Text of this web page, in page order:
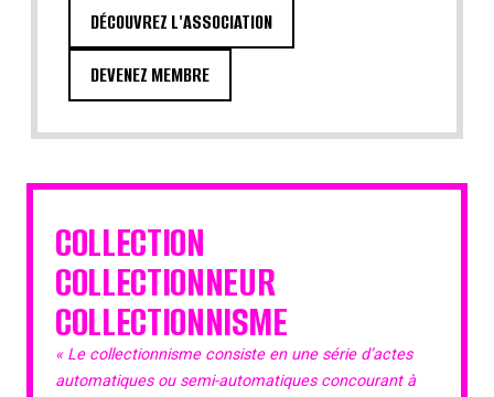
DÉCOUVREZ L'ASSOCIATION
DEVENEZ MEMBRE
COLLECTION
COLLECTIONNEUR
COLLECTIONNISME
« Le collectionnisme consiste en une série d’actes
automatiques ou semi-automatiques concourant à